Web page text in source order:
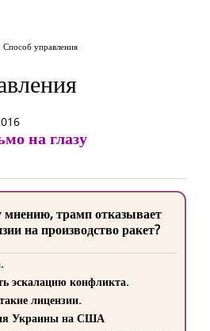
Способ управления
на глазу
трамп отказывает
на производство ракет?
эскалацию конфликта.
лицензии.
Украины на США